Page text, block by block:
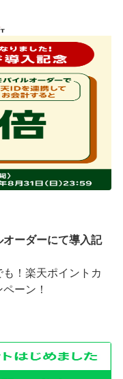
々登場です♪
ーダーにて導入記
！楽天ポイントカ
ーン！